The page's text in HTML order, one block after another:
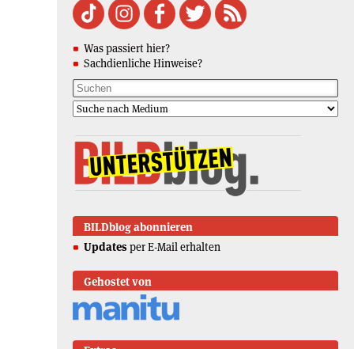
Was passiert hier?
Sachdienliche Hinweise?
BILDblog abonnieren
Updates per E-Mail erhalten
Gehostet von